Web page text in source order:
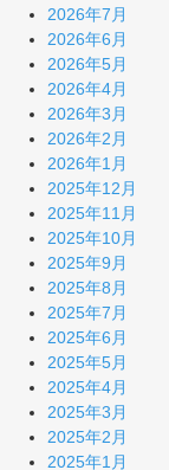
2026年7月
2026年6月
2026年5月
2026年4月
2026年3月
2026年2月
2026年1月
2025年12月
2025年11月
2025年10月
2025年9月
2025年8月
2025年7月
2025年6月
2025年5月
2025年4月
2025年3月
2025年2月
2025年1月